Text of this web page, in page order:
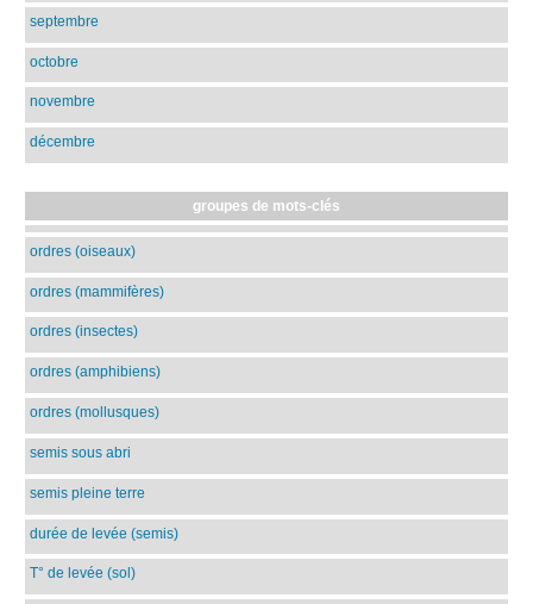
septembre
octobre
novembre
décembre
groupes de mots-clés
ordres (oiseaux)
ordres (mammifères)
ordres (insectes)
ordres (amphibiens)
ordres (mollusques)
semis sous abri
semis pleine terre
durée de levée (semis)
T° de levée (sol)